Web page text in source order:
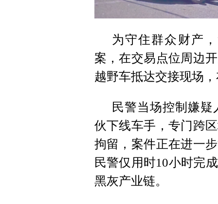
为守住群众财产
案，在交易点位周边
越野车抵达交接现场
民警当场控制嫌
伙下线车手，专门跨
拘留，案件正在进一
民警仅用时10小时完
黑灰产业链。